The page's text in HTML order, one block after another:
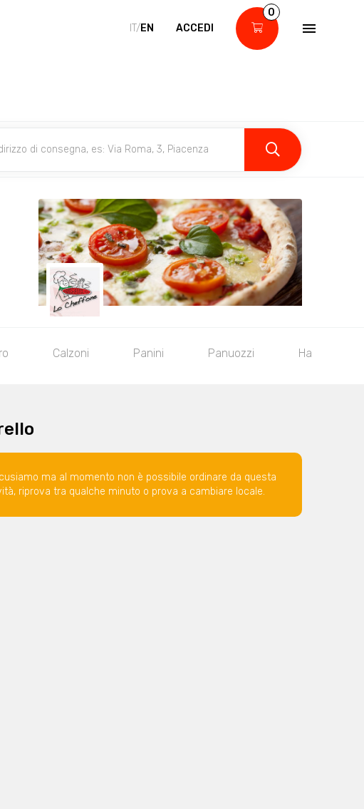
IT/EN ACCEDI
0
Calzoni Panini Panuozzi Hamburger
ma al momento non è possibile ordinare da questa
riprova tra qualche minuto o prova a cambiare locale.